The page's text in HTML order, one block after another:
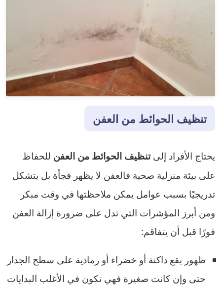
تنظيف الحوائط من العفن
يحتاج الأفراد إلىتنظيف الحوائط من العفن للحفاظ
على بيئة منزلية صحية فالعفن لا يظهر فجأة بل يتشكل
تدريجيًا بسبب عوامل يمكن ملاحظتها في وقت مبكر
ومن أبرز المؤشرات التي تدل على ضرورة إزالة العفن
فورًا قبل أن يتفاقم:
ظهور بقع داكنة أو خضراء أو رمادية على سطح الجدار
حتى وإن كانت صغيرة فهي تكون في الأغلب البدايات